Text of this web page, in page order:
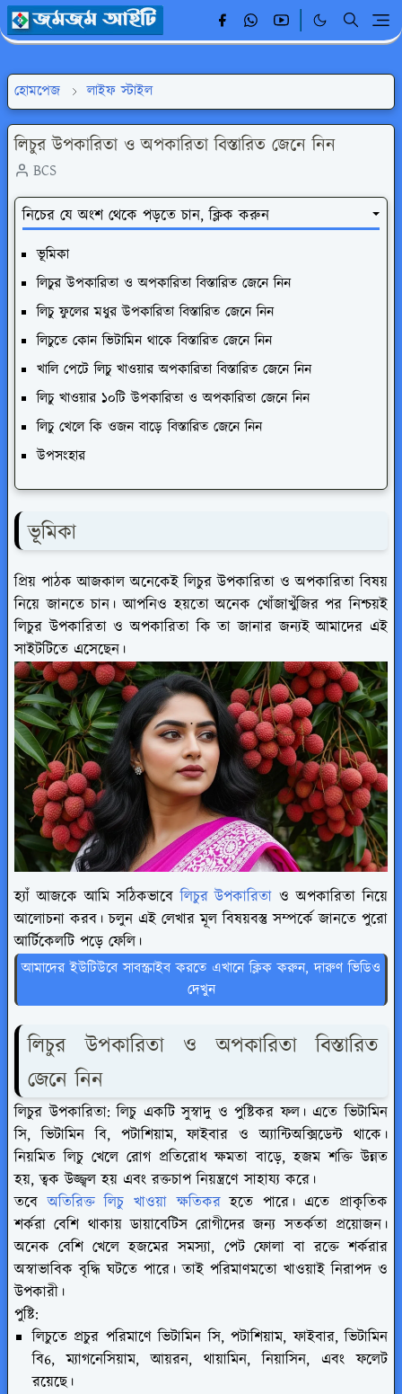
হোমপেজ লাইফ স্টাইল
লিচুর উপকারিতা ও অপকারিতা বিস্তারিত জেনে নিন
BCS
নিচের যে অংশ থেকে পড়তে চান, ক্লিক করুন
ভূমিকা
লিচুর উপকারিতা ও অপকারিতা বিস্তারিত জেনে নিন
লিচু ফুলের মধুর উপকারিতা বিস্তারিত জেনে নিন
লিচুতে কোন ভিটামিন থাকে বিস্তারিত জেনে নিন
খালি পেটে লিচু খাওয়ার অপকারিতা বিস্তারিত জেনে নিন
লিচু খাওয়ার ১০টি উপকারিতা ও অপকারিতা জেনে নিন
লিচু খেলে কি ওজন বাড়ে বিস্তারিত জেনে নিন
উপসংহার
ভূমিকা
প্রিয় পাঠক আজকাল অনেকেই লিচুর উপকারিতা ও অপকারিতা বিষয়
নিয়ে জানতে চান। আপনিও হয়তো অনেক খোঁজাখুঁজির পর নিশ্চয়ই
লিচুর উপকারিতা ও অপকারিতা কি তা জানার জন্যই আমাদের এই
সাইটটিতে এসেছেন।
হ্যাঁ আজকে আমি সঠিকভাবেলিচুর উপকারিতা ও অপকারিতা নিয়ে
আলোচনা করব। চলুন এই লেখার মূল বিষয়বস্তু সম্পর্কে জানতে পুরো
আর্টিকেলটি পড়ে ফেলি।
আমাদের ইউটিউবে সাবস্ক্রাইব করতে এখানে ক্লিক করুন, দারুণ ভিডিও
দেখুন
লিচুর উপকারিতা ও অপকারিতা বিস্তারিত
জেনে নিন
লিচুর উপকারিতা: লিচু একটি সুস্বাদু ও পুষ্টিকর ফল। এতে ভিটামিন
সি, ভিটামিন বি, পটাশিয়াম, ফাইবার ও অ্যান্টিঅক্সিডেন্ট থাকে।
নিয়মিত লিচু খেলে রোগ প্রতিরোধ ক্ষমতা বাড়ে, হজম শক্তি উন্নত
হয়, ত্বক উজ্জ্বল হয় এবং রক্তচাপ নিয়ন্ত্রণে সাহায্য করে।
তবেঅতিরিক্ত লিচু খাওয়া ক্ষতিকরহতে পারে। এতে প্রাকৃতিক
শর্করা বেশি থাকায় ডায়াবেটিস রোগীদের জন্য সতর্কতা প্রয়োজন।
অনেক বেশি খেলে হজমের সমস্যা, পেট ফোলা বা রক্তে শর্করার
অস্বাভাবিক বৃদ্ধি ঘটতে পারে। তাই পরিমাণমতো খাওয়াই নিরাপদ ও
উপকারী।
পুষ্টি:
লিচুতে প্রচুর পরিমাণে ভিটামিন সি, পটাশিয়াম, ফাইবার, ভিটামিন
বি6, ম্যাগনেসিয়াম, আয়রন, থায়ামিন, নিয়াসিন, এবং ফলেট
রয়েছে।